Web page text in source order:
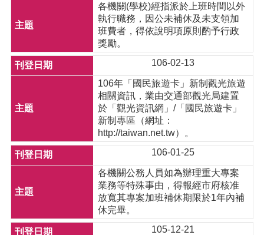
各機關(學校)經指派於上班時間以外
執行職務，因公未補休及未支領加
班費者，得依說明項原則酌予行政
獎勵。
106-02-13
106年「國民旅遊卡」新制觀光旅遊
相關資訊，業由交通部觀光局建置
於「觀光資訊網」/「國民旅遊卡」
新制專區（網址：
http://taiwan.net.tw）。
106-01-25
各機關公務人員如為辦理重大專案
業務等特殊事由，得報經市府核准
放寬其專案加班補休期限於1年內補
休完畢。
105-12-21